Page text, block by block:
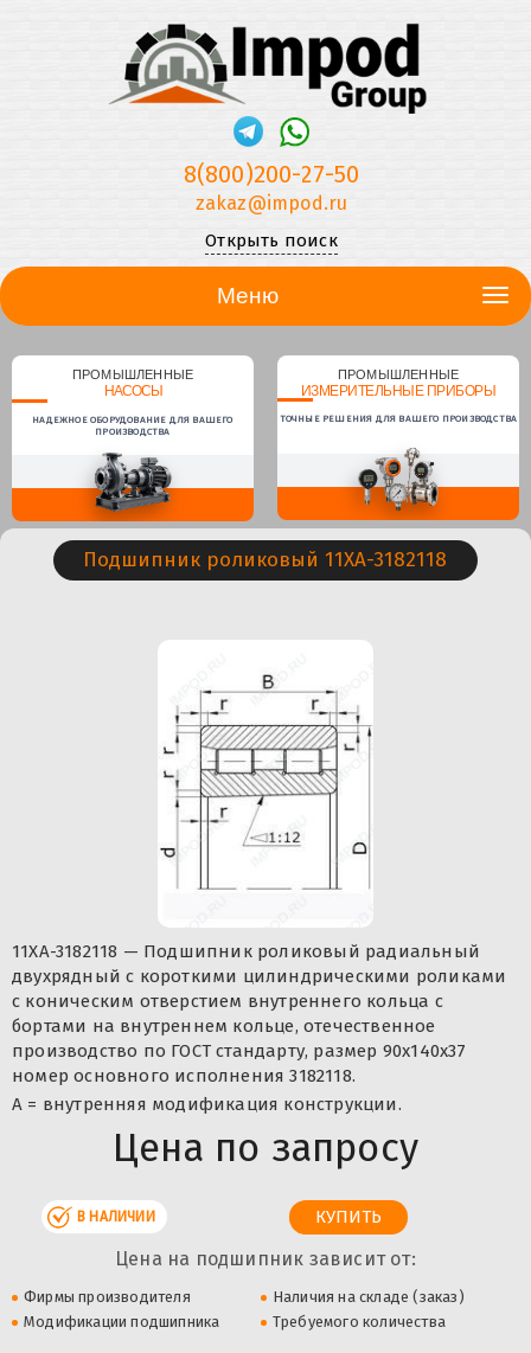
8(800)200-27-50
zakaz@impod.ru
Открыть поиск
Меню
ПРОМЫШЛЕННЫЕ
НАСОСЫ
НАДЕЖНОЕ ОБОРУДОВАНИЕ ДЛЯ ВАШЕГО
ПРОИЗВОДСТВА
ПРОМЫШЛЕННЫЕ
ИЗМЕРИТЕЛЬНЫЕ ПРИБОРЫ
ТОЧНЫЕ РЕШЕНИЯ ДЛЯ ВАШЕГО ПРОИЗВОДСТВА
Подшипник роликовый 11XA-3182118
11XA-3182118 — Подшипник роликовый радиальный
двухрядный с короткими цилиндрическими роликами
с коническим отверстием внутреннего кольца с
бортами на внутреннем кольце, отечественное
производство по ГОСТ стандарту, размер 90x140x37
номер основного исполнения 3182118.
A = внутренняя модификация конструкции.
Цена по запросу
В НАЛИЧИИ
Цена на подшипник зависит от:
Фирмы производителя
Наличия на складе (заказ)
Модификации подшипника
Требуемого количества